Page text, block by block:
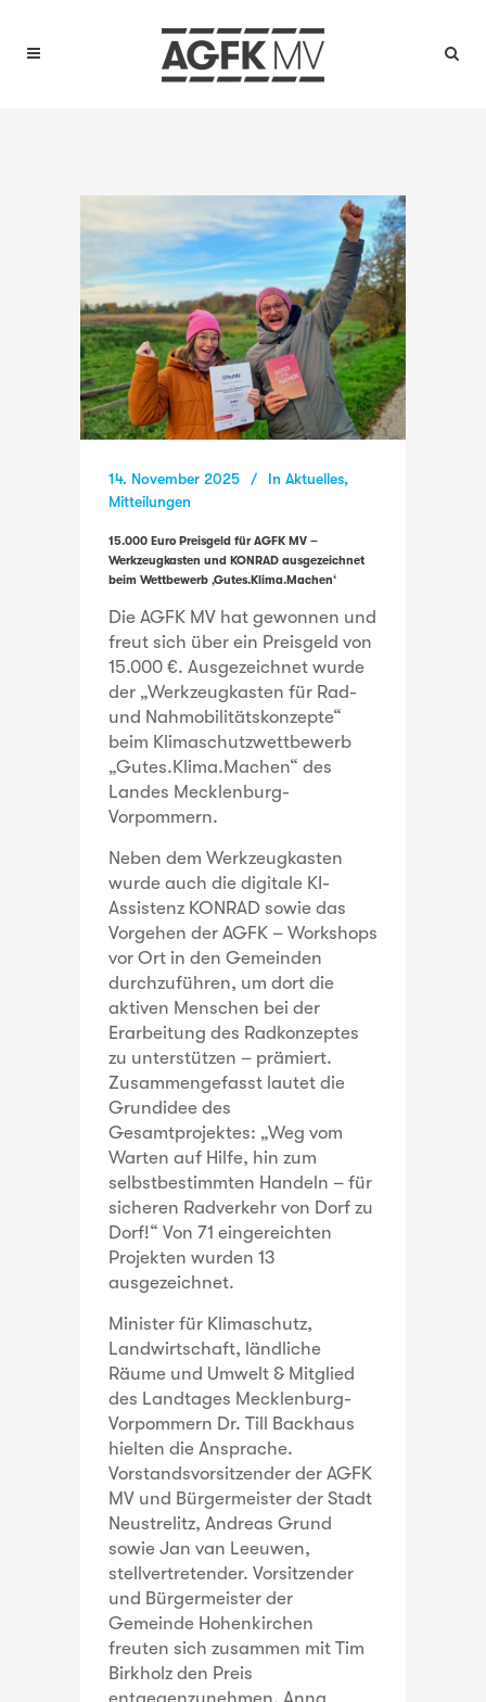
14. November 2025 In Aktuelles,
Mitteilungen
15.000 Euro Preisgeld für AGFK MV –
Werkzeugkasten und KONRAD ausgezeichnet
beim Wettbewerb ‚Gutes.Klima.Machen‘
Die AGFK MV hat gewonnen und
freut sich über ein Preisgeld von
15.000 €. Ausgezeichnet wurde
der „Werkzeugkasten für Rad-
und Nahmobilitätskonzepte“
beim Klimaschutzwettbewerb
„Gutes.Klima.Machen“ des
Landes Mecklenburg-
Vorpommern.
Neben dem Werkzeugkasten
wurde auch die digitale KI-
Assistenz KONRAD sowie das
Vorgehen der AGFK – Workshops
vor Ort in den Gemeinden
durchzuführen, um dort die
aktiven Menschen bei der
Erarbeitung des Radkonzeptes
zu unterstützen – prämiert.
Zusammengefasst lautet die
Grundidee des
Gesamtprojektes: „Weg vom
Warten auf Hilfe, hin zum
selbstbestimmten Handeln – für
sicheren Radverkehr von Dorf zu
Dorf!“ Von 71 eingereichten
Projekten wurden 13
ausgezeichnet.
Minister für Klimaschutz,
Landwirtschaft, ländliche
Räume und Umwelt & Mitglied
des Landtages Mecklenburg-
Vorpommern Dr. Till Backhaus
hielten die Ansprache.
Vorstandsvorsitzender der AGFK
MV und Bürgermeister der Stadt
Neustrelitz, Andreas Grund
sowie Jan van Leeuwen,
stellvertretender. Vorsitzender
und Bürgermeister der
Gemeinde Hohenkirchen
freuten sich zusammen mit Tim
Birkholz den Preis